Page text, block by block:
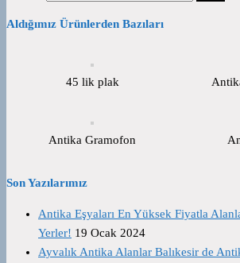
Aldığımız Ürünlerden Bazıları
45 lik plak
Antika Gramofon
Son Yazılarımız
Antika Eşyaları En Yüksek Fiyatla
Yerler! 19 Ocak 2024
Ayvalık Antika Alanlar Balıkesir de